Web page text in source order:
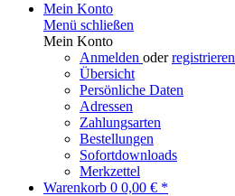
Mein Konto
Menü schließen
Mein Konto
Anmelden oderregistrieren
Übersicht
Persönliche Daten
Adressen
Zahlungsarten
Bestellungen
Sofortdownloads
Merkzettel
Warenkorb 0 0,00 € *